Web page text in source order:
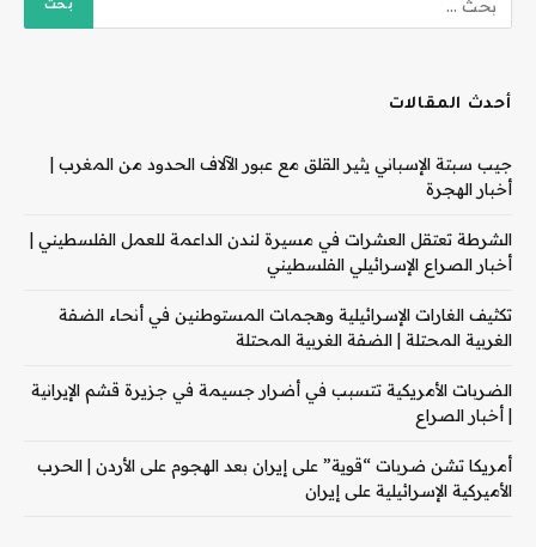
أحدث المقالات
جيب سبتة الإسباني يثير القلق مع عبور الآلاف الحدود من المغرب |
أخبار الهجرة
الشرطة تعتقل العشرات في مسيرة لندن الداعمة للعمل الفلسطيني |
أخبار الصراع الإسرائيلي الفلسطيني
تكثيف الغارات الإسرائيلية وهجمات المستوطنين في أنحاء الضفة
الغربية المحتلة | الضفة الغربية المحتلة
الضربات الأمريكية تتسبب في أضرار جسيمة في جزيرة قشم الإيرانية
| أخبار الصراع
أمريكا تشن ضربات “قوية” على إيران بعد الهجوم على الأردن | الحرب
الأميركية الإسرائيلية على إيران